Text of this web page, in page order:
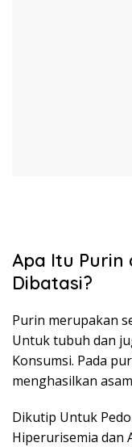
Apa Itu Purin
Dibatasi?
Purin merupakan
Untuk tubuh dan
Konsumsi. Pada
menghasilkan
Dikutip Untuk
Hiperurisemia dan